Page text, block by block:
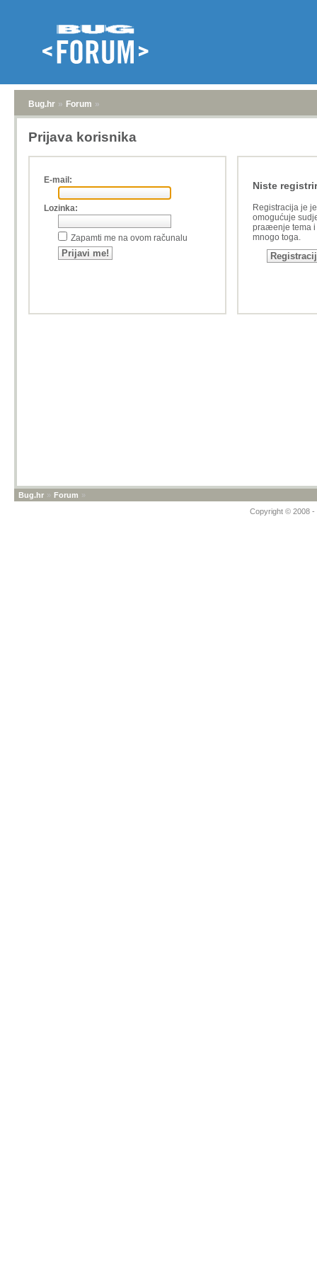
Bug.hr » Forum »
Prijava korisnika
E-mail:
Lozinka:
Zapamti me na ovom računalu
Niste
Registracija je
omogućuje
praæenje tema i
mnogo toga.
Bug.hr » Forum »
Copyright © 2008 -